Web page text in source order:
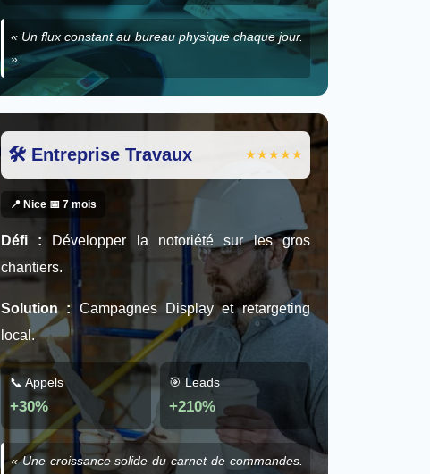
« Un flux constant au bureau physique chaque jour.
»
🛠️ Entreprise Travaux ★★★★★
📍 Nice 📅 7 mois
Défi : Développer la notoriété sur les gros
chantiers.
Solution :Campagnes Display et retargeting
local.
📞 Appels
+30%
🎯 Leads
+210%
« Une croissance solide du carnet de commandes.